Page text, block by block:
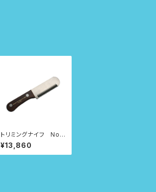
トリミングナイフ No.
612
¥13,860